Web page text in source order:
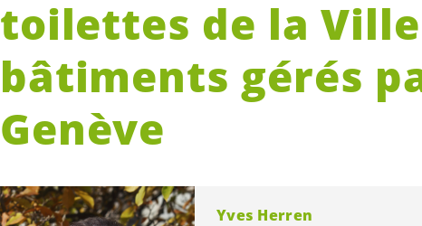
toilettes de la
bâtiments gérés
Genève
Yves Herren